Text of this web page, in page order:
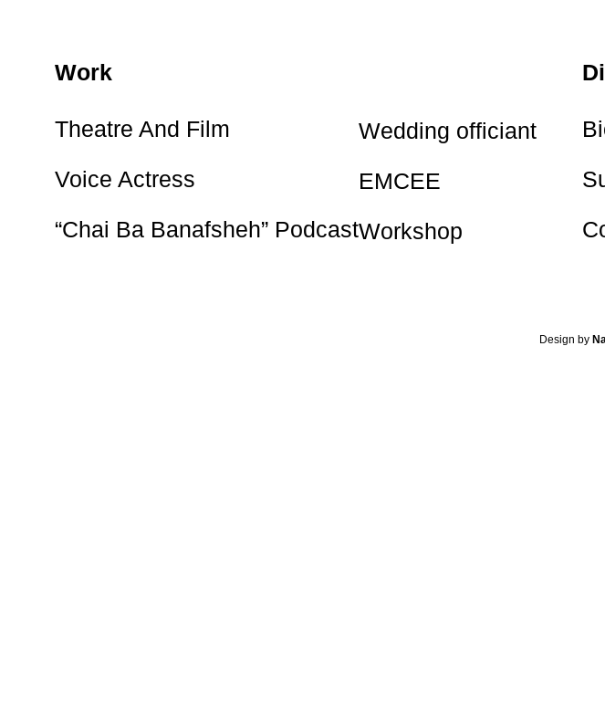
Work
Theatre And Film
Voice Actress
“Chai Ba Banafsheh” Podcast
Wedding officiant
EMCEE
Workshop
Design by